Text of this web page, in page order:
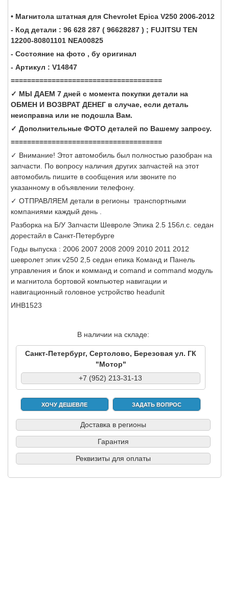
• Магнитола штатная для Chevrolet Epica V250 2006-2012
- Код детали : 96 628 287 ( 96628287 ) ; FUJITSU TEN
12200-80801101 NEA00825
- Состояние на фото , бу оригинал
- Артикул : V14847
=====================================
✓ МЫ ДАЕМ 7 дней с момента покупки детали на
ОБМЕН И ВОЗВРАТ ДЕНЕГ в случае, если деталь
неисправна или не подошла Вам.
✓ Дополнительные ФОТО деталей по Вашему запросу.
=====================================
✓ Внимание! Этот автомобиль был полностью разобран на
запчасти. По вопросу наличия других запчастей на этот
автомобиль пишите в сообщения или звоните по
указанному в объявлении телефону.
✓ ОТПРАВЛЯЕМ детали в регионы транспортными
компаниями каждый день .
Разборка на Б/У Запчасти Шевроле Эпика 2.5 156л.с. седан
дорестайл в Санкт-Петербурге
Годы выпуска : 2006 2007 2008 2009 2010 2011 2012
шевролет эпик v250 2,5 седан епика Команд и Панель
управления и блок и комманд и comand и command модуль
и магнитола бортовой компьютер навигации и
навигационный головное устройство headunit
ИНВ1523
В наличии на складе:
Санкт-Петербург, Сертолово, Березовая ул. ГК
"Мотор"
+7 (952) 213-31-13
ХОЧУ ДЕШЕВЛЕ ЗАДАТЬ ВОПРОС
Доставка в регионы
Гарантия
Реквизиты для оплаты